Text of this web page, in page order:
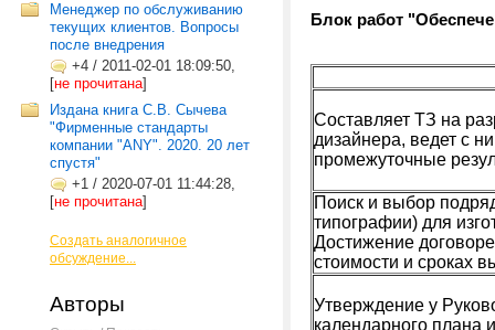
Менеджер по обслуживанию
текущих клиентов. Вопросы
после внедрения
+4 / 2011-02-01 18:09:50,
[не прочитана]
Издана книга С.В. Сычева
"Фирменные стандарты
компании "ANY". 2020. 20 лет
спустя"
+1 / 2020-07-01 11:44:28,
[не прочитана]
Создать аналогичное
обсуждение...
Авторы
Блок работ
Составляет ТЗ на
дизайнера, ведет с
промежуточные
Поиск и выбор
типографии) для
Достижение
стоимости и сроках
Утверждение у
календарного плана